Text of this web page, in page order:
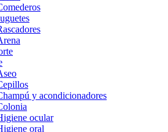
y acondicionadores
ocular
oral